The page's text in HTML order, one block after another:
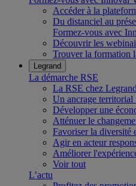
Accéder à la
Du distanciel au
Formez-vous avec
Découvrir les
Trouver la formation
Legrand
La démarche RSE
La RSE chez Legrand
Un ancrage territorial
Développer une
Atténuer le
Favoriser la diversité
Agir en acteur
Améliorer
Voir tout
L’actu